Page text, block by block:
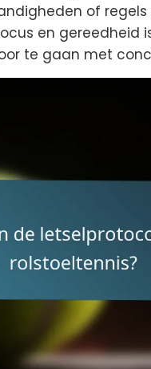
of
en gereedheid
te gaan met